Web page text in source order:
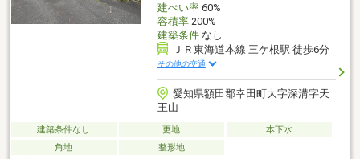
建ぺい率60%
容積率200%
建築条件なし
ＪＲ東海道本線 三ケ根駅 徒歩6分
その他の交通
愛知県額田郡幸田町大字深溝字天
王山
建築条件なし 更地
本下水
角地
整形地